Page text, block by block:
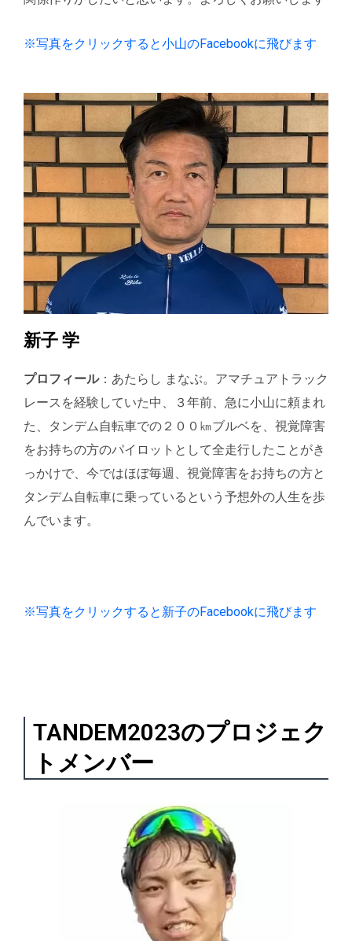
※写真をクリックすると小山のFacebookに飛びます
新子 学
プロフィール：あたらし まなぶ。アマチュアトラック
レースを経験していた中、３年前、急に小山に頼まれ
た、タンデム自転車での２００㎞ブルベを、視覚障害
をお持ちの方のパイロットとして全走行したことがき
っかけで、今ではほぼ毎週、視覚障害をお持ちの方と
タンデム自転車に乗っているという予想外の人生を歩
んでいます。
※写真をクリックすると新子のFacebookに飛びます
TANDEM2023のプロジェク
トメンバー